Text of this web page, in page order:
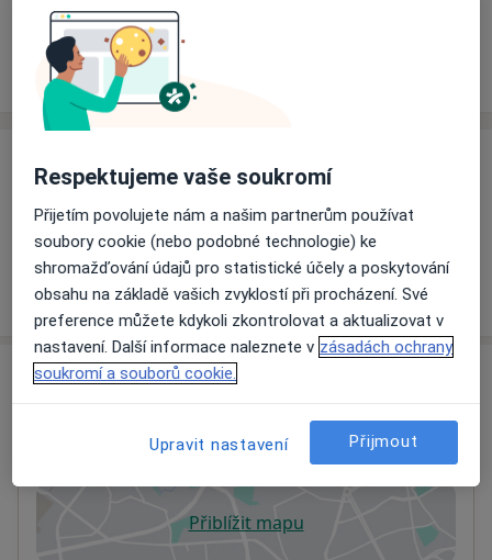
Ceník Adresy
Ceník
Informace o službách a cenách nejsou k dispozici
Tento specialista ještě nepřidával žádné informace o
svých službách.
Adresa
Plzeňská 569, Klatovy339 38
Přiblížit mapuse otevře v nové záložce
Respektujeme vaše soukromí
Přijetím povolujete nám a našim partnerům používat
soubory cookie (nebo podobné technologie) ke
shromažďování údajů pro statistické účely a poskytování
obsahu na základě vašich zvyklostí při procházení. Své
preference můžete kdykoli zkontrolovat a aktualizovat v
nastavení. Další informace naleznete v zásadách ochrany
soukromí a souborů cookie.
Upravit nastavení Přijmout